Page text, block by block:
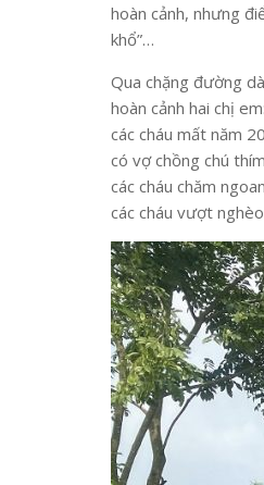
hoàn cảnh, nhưng
khổ”…
Qua chặng đường
hoàn cảnh hai chị
các cháu mất năm
có vợ chồng chú
các cháu chăm
các cháu vượt